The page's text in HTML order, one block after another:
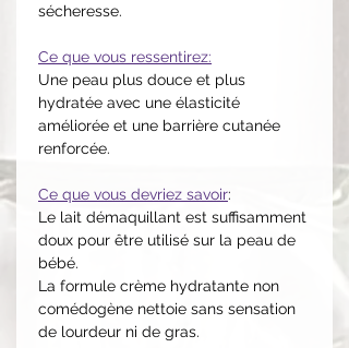
sécheresse.
Ce que vous ressentirez:
Une peau plus douce et plus
hydratée avec une élasticité
améliorée et une barrière cutanée
renforcée.
Ce que vous devriez savoir:
Le lait démaquillant est suffisamment
doux pour être utilisé sur la peau de
bébé.
La formule crème hydratante non
comédogène nettoie sans sensation
de lourdeur ni de gras.